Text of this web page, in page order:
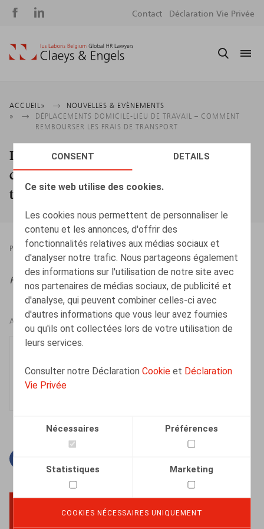
CONSENT DETAILS
Ce site web utilise des cookies.
Les cookies nous permettent de personnaliser le
contenu et les annonces, d'offrir des
fonctionnalités relatives aux médias sociaux et
d'analyser notre trafic. Nous partageons également
des informations sur l'utilisation de notre site avec
nos partenaires de médias sociaux, de publicité et
d'analyse, qui peuvent combiner celles-ci avec
d'autres informations que vous leur avez fournies
ou qu'ils ont collectées lors de votre utilisation de
leurs services.
Consulter notre DéclarationCookie et Déclaration
Vie Privée
Nécessaires Préférences
Statistiques Marketing
COOKIES NÉCESSAIRES UNIQUEMENT
Social
Contact Déclaration Vie Privée
Fil
d'Ariane
ACCUEIL
NOUVELLES & EVÈNEMENTS
DÉPLACEMENTS DOMICILE-LIEU DE TRAVAIL – COMMENT
REMBOURSER LES FRAIS DE TRANSPORT
Déplacements domicile-lieu de travail –
comment rembourser les frais de
transport
PRESSROOM 23.09.2022
HR.square (online), 23/09/2022
AUTEURS